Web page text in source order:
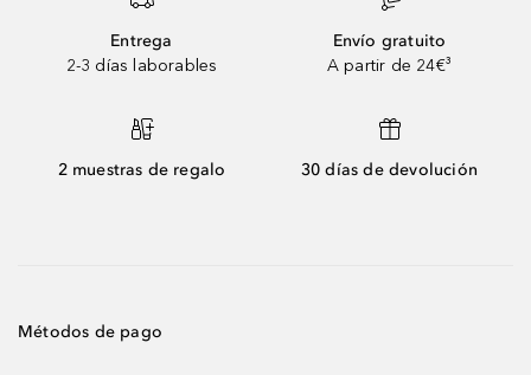
Entrega
2-3 días laborables
Envío gratuito
A partir de 24€³
2 muestras de regalo 30 días de devolución
Métodos de pago